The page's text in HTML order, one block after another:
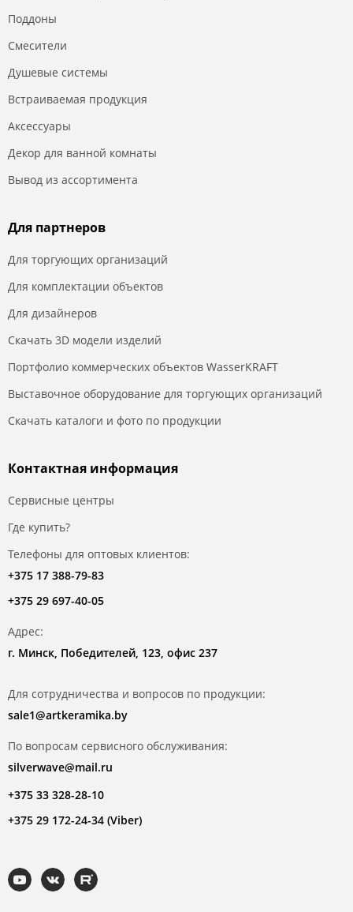
Поддоны
Смесители
Душевые системы
Встраиваемая продукция
Аксессуары
Декор для ванной комнаты
Вывод из ассортимента
Для партнеров
Для торгующих организаций
Для комплектации объектов
Для дизайнеров
Скачать 3D модели изделий
Портфолио коммерческих объектов WasserKRAFT
Выставочное оборудование для торгующих организаций
Скачать каталоги и фото по продукции
Контактная информация
Сервисные центры
Где купить?
Телефоны для оптовых клиентов:
+375 17 388-79-83
+375 29 697-40-05
Адрес:
г. Минск, Победителей, 123, офис 237
Для сотрудничества и вопросов по продукции:
sale1@artkeramika.by
По вопросам сервисного обслуживания:
silverwave@mail.ru
+375 33 328-28-10
+375 29 172-24-34 (Viber)